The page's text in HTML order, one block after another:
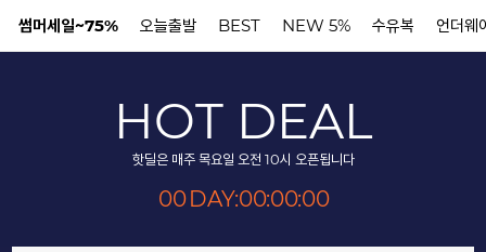
썸머세일~75% 오늘출발 BEST NEW 5% 수유복 언더웨
HOT DEAL
핫딜은 매주 목요일 오전 10시 오픈됩니다
00DAY:00:00:00